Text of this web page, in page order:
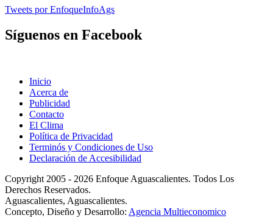
Tweets por EnfoqueInfoAgs
Síguenos en Facebook
Inicio
Acerca de
Publicidad
Contacto
El Clima
Política de Privacidad
Terminós y Condiciones de Uso
Declaración de Accesibilidad
Copyright 2005 - 2026 Enfoque Aguascalientes. Todos Los
Derechos Reservados.
Aguascalientes, Aguascalientes.
Concepto, Diseño y Desarrollo: Agencia Multieconomico